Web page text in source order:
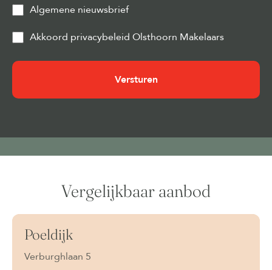
Algemene nieuwsbrief
Privacy
Cookies
Akkoord privacybeleid Olsthoorn Makelaars
Vergelijkbaar aanbod
Onder bod
Poeldijk
Verburghlaan 5